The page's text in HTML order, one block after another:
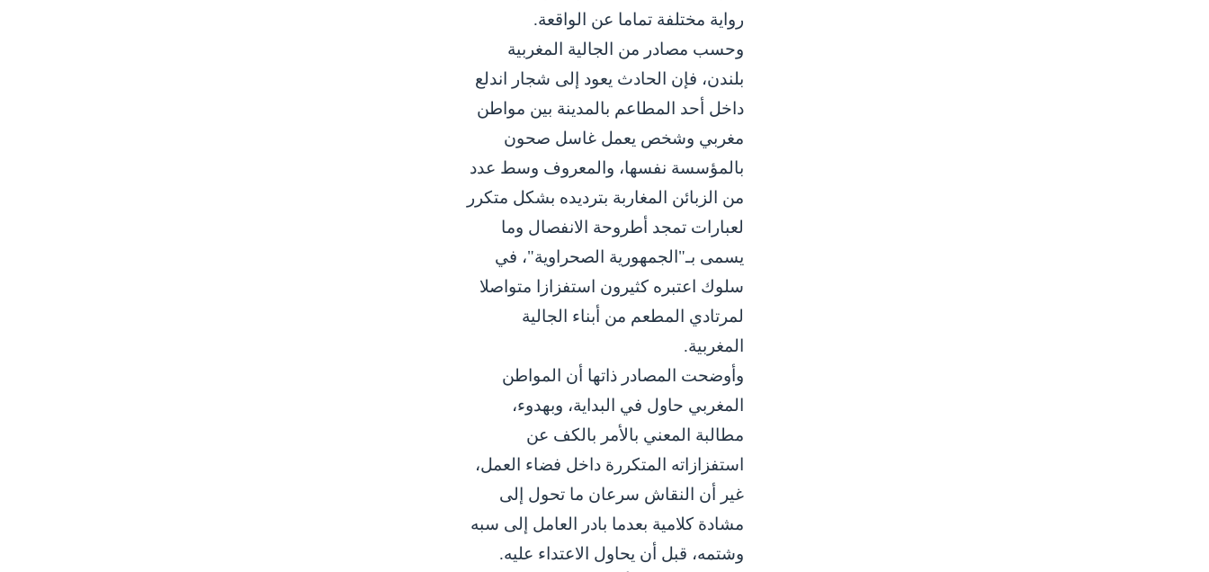
رواية مختلفة تماما عن الواقعة.
وحسب مصادر من الجالية المغربية
بلندن، فإن الحادث يعود إلى شجار اندلع
داخل أحد المطاعم بالمدينة بين مواطن
مغربي وشخص يعمل غاسل صحون
بالمؤسسة نفسها، والمعروف وسط عدد
من الزبائن المغاربة بترديده بشكل متكرر
لعبارات تمجد أطروحة الانفصال وما
يسمى بـ"الجمهورية الصحراوية"، في
سلوك اعتبره كثيرون استفزازا متواصلا
لمرتادي المطعم من أبناء الجالية
المغربية.
وأوضحت المصادر ذاتها أن المواطن
المغربي حاول في البداية، وبهدوء،
مطالبة المعني بالأمر بالكف عن
استفزازاته المتكررة داخل فضاء العمل،
غير أن النقاش سرعان ما تحول إلى
مشادة كلامية بعدما بادر العامل إلى سبه
وشتمه، قبل أن يحاول الاعتداء عليه.